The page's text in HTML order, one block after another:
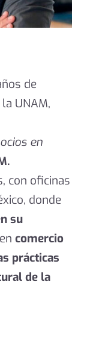
de
UNAM,
en
, con oficinas
donde
su
comercio
prácticas
de la